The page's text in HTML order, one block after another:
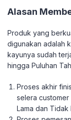
Alasan
Produk yang
digunakan adalah
kayunya sudah
hingga Puluhan
Proses akhir
selera
Lama dan Tidak